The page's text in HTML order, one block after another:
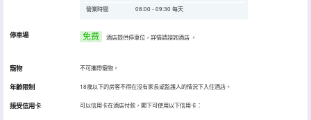
營業時間
08:00 - 09:30 每天
停車場 免费 酒店提供停車位，詳情請諮詢酒店 。
寵物 不可攜帶寵物。
年齡限制 18歲以下的房客不得在沒有家長或監護人的情況下入住酒店。
接受信用卡 可以信用卡在酒店付款，閣下可使用以下信用卡：